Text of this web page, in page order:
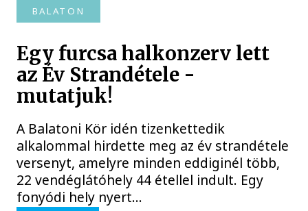
BALATON
Egy furcsa halkonzerv lett
az Év Strandétele -
mutatjuk!
A Balatoni Kör idén tizenkettedik
alkalommal hirdette meg az év strandétele
versenyt, amelyre minden eddiginél több,
22 vendéglátóhely 44 étellel indult. Egy
fonyódi hely nyert...